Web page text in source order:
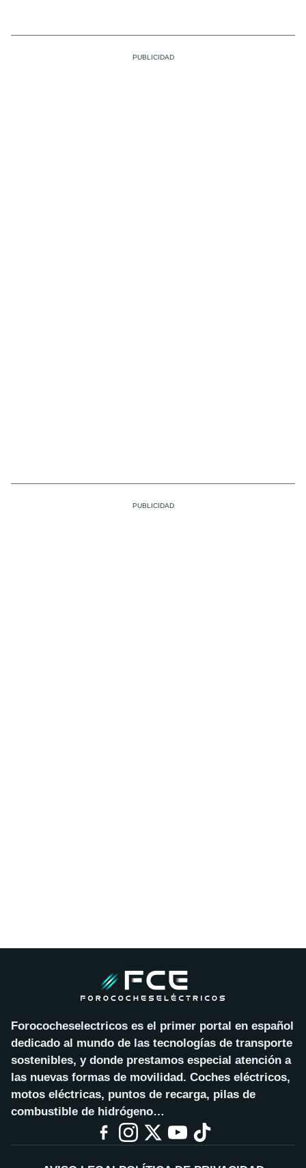
Forococheselectricos es el primer portal en español
dedicado al mundo de las tecnologías de transporte
sostenibles, y donde prestamos especial atención a
las nuevas formas de movilidad. Coches eléctricos,
motos eléctricas, puntos de recarga, pilas de
combustible de hidrógeno…